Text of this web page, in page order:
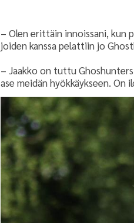
– Olen erittäin innoissani, kun
joiden kanssa pelattiin jo
– Jaakko on tuttu
ase meidän hyökkäykseen. On